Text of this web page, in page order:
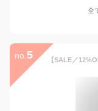
全
no. 5